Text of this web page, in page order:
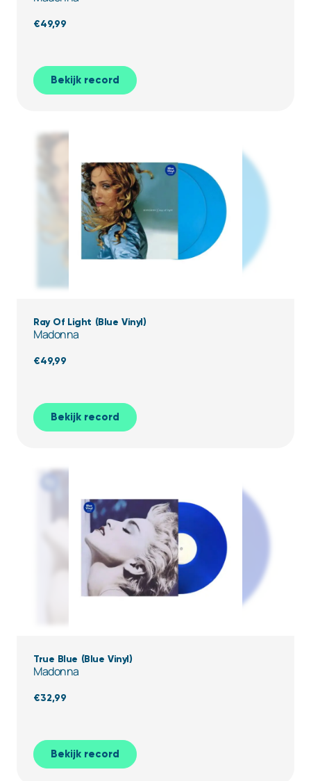
€49,99
Bekijk record
Ray Of Light (Blue Vinyl)
Madonna
€49,99
Bekijk record
True Blue (Blue Vinyl)
Madonna
€32,99
Bekijk record